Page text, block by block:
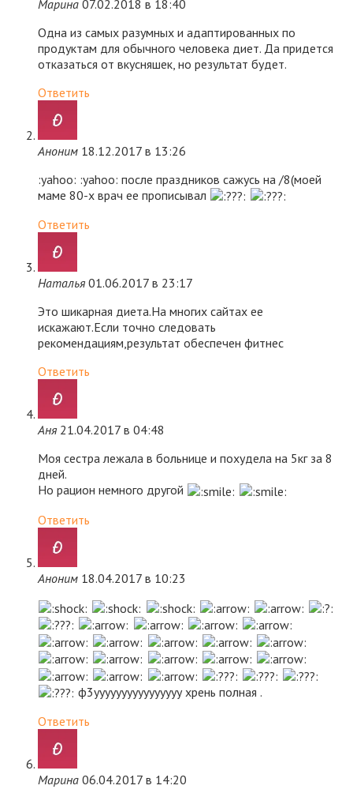
Марина 07.02.2018 в 18:40
Одна из самых разумных и адаптированных по
продуктам для обычного человека диет. Да придется
отказаться от вкусняшек, но результат будет.
Ответить
Аноним 18.12.2017 в 13:26
:yahoo: :yahoo: после праздников сажусь на /8(моей
маме 80-х врач ее прописывал
Ответить
Наталья 01.06.2017 в 23:17
Это шикарная диета.На многих сайтах ее
искажают.Если точно следовать
рекомендациям,результат обеспечен фитнес
Ответить
Аня 21.04.2017 в 04:48
Моя сестра лежала в больнице и похудела на 5кг за 8
дней.
Но рацион немного другой
Ответить
Аноним 18.04.2017 в 10:23
ф3уууууууууууууууу хрень полная .
Ответить
Марина 06.04.2017 в 14:20